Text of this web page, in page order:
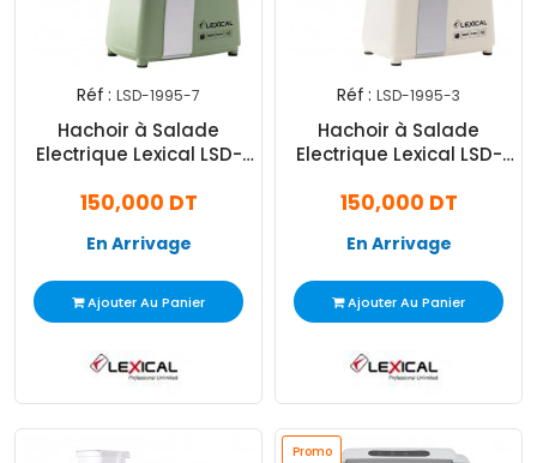
Réf : LSD-1995-7
Hachoir à Salade
Electrique Lexical LSD-
150,000 DT
En Arrivage
Ajouter Au Panier
Réf : LSD-1995-3
Hachoir à Salade
Electrique Lexical LSD-
150,000 DT
En Arrivage
Ajouter Au Panier
Promo